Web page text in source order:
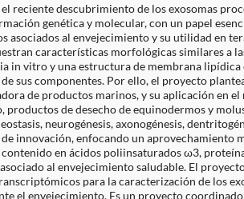
reciente descubrimiento de los exosomas
genética y molecular, con un papel
al envejecimiento y su utilidad en
características morfológicas similares a
vitro y una estructura de membrana
sus componentes. Por ello, el proyecto
de productos marinos, y su aplicación en
de desecho de equinodermos y
neurogénesis, axonogénesis,
innovación, enfocando un aprovechamiento
en ácidos poliinsaturados ω3,
al envejecimiento saludable. El
para la caracterización de los
el envejecimiento. Es un proyecto